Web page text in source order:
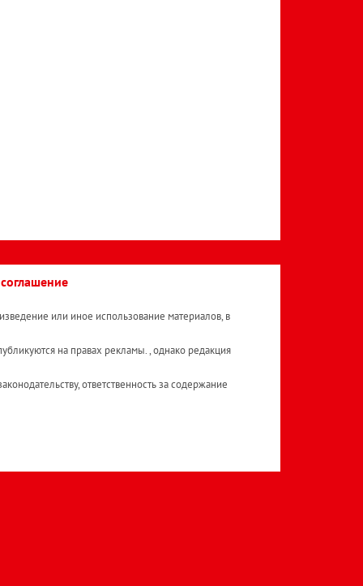
или иное использование материалов, в
на правах рекламы. , однако редакция
ответственность за содержание